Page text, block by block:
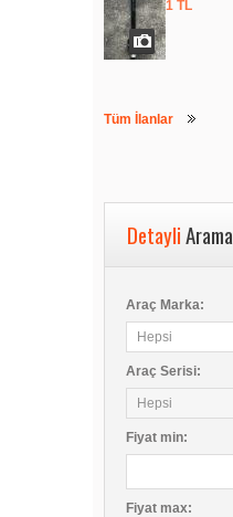
1 TL
Tüm İlanlar
DetayliArama
Araç Marka:
Araç Serisi:
Fiyat min:
Fiyat max: